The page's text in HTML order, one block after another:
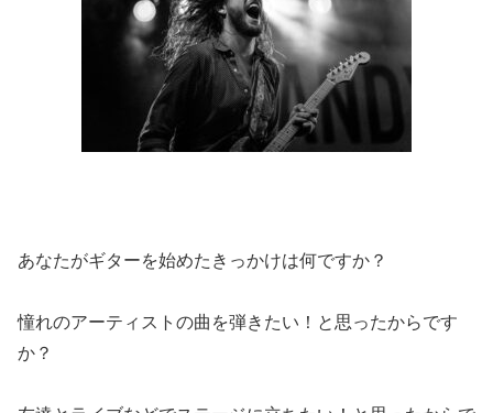
あなたがギターを始めたきっかけは何ですか？
憧れのアーティストの曲を弾きたい！と思ったからです
か？